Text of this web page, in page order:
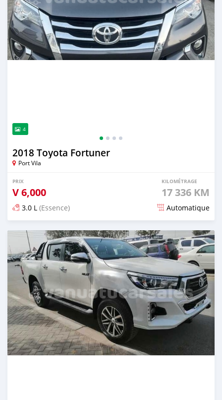
4
2018 Toyota Fortuner
Port Vila
PRIX
V6,000
KILOMÉTRAGE
17 336 KM
3.0 L (Essence) Automatique
Publié il y a presque 3 ans